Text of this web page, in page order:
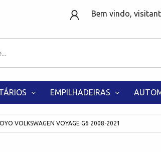
Bem vindo,
EMPILHADEIRAS
VOLKSWAGEN VOYAGE G6 2008-2021